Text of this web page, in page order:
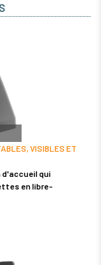
VISIBLES ET
d'accueil qui
en libre-